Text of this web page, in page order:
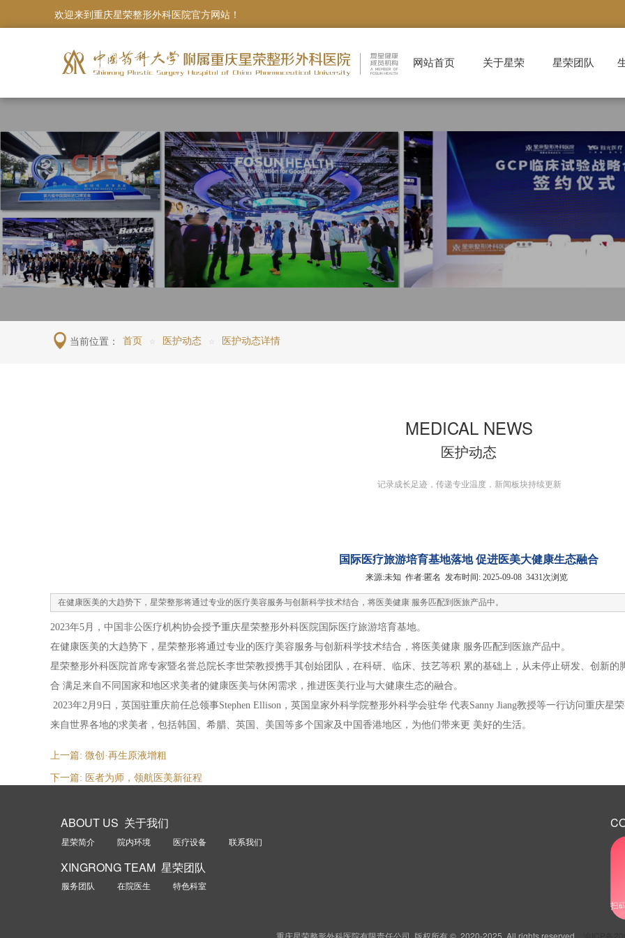
首页 ☆ 医护动态 ☆ 医护动态详情
当前位置：
医护动态
MEDICAL NEWS
记录成长足迹，传递专业温度，新闻板块持续更新
国际医疗旅游培育基地落地 促进医美大健康生态融合
来源:未知 作者:匿名 发布时间: 2025-09-08 3431次浏览
​在健康医美的大趋势下，星荣整形将通过专业的医疗美容服务与创新科学技术结合，将医美健康 服务匹配到医旅产品中。
2023年5月，中国非公医疗机构协会授予重庆星荣整形外科医院国际医疗旅游培育基地。
在健康医美的大趋势下，星荣整形将通过专业的医疗美容服务与创新科学技术结合，将医美健康 服务匹配到医旅产品中。
星荣整形外科医院首席专家暨名誉总院长李世荣教授携手其创始团队，在科研、临床、技艺等积 累的基础上，从未停止研发、创新
合 满足来自不同国家和地区求美者的健康医美与休闲需求，推进医美行业与大健康生态的融合。
2023年2月9日，英国驻重庆前任总领事Stephen Ellison，英国皇家外科学院整形外科学会驻华 代表Sanny Jiang教授等一行访问重庆
来自世界各地的求美者，包括韩国、希腊、英国、美国等多个国家及中国香港地区，为他们带来更 美好的生活。
上一篇: 微创·再生原液增粗
下一篇: 医者为师，领航医美新征程
欢迎来到重庆星荣整形外科医院官方网站！
网站首页 关于星荣 星荣团队
ABOUT US 关于我们
星荣简介 院内环境 医疗设备 联系我们
XINGRONG TEAM 星荣团队
服务团队 在院医生 特色科室
扫
重庆星荣整形外科医院有限责任公司 版权所有 ©️️️️ 2020-2025 All rights reserved